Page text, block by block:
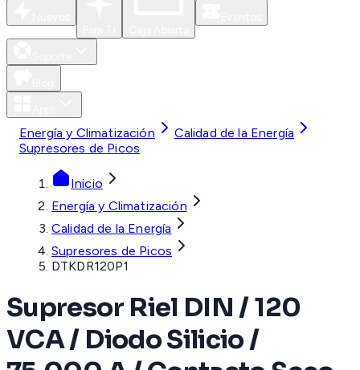
Energía y Climatización
Calidad de la Energía
Supresores de Picos
Inicio
Energía y Climatización
Calidad de la Energía
Supresores de Picos
DTKDR120P1
Supresor Riel DIN / 120
VCA / Diodo Silicio /